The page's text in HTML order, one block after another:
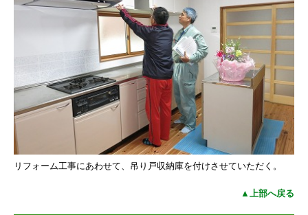
リフォーム工事にあわせて、吊り戸収納庫を付けさせていただく。
▲上部へ戻る